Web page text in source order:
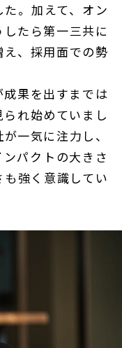
。加えて、オン
たら第一三共に
、採用面での勢
果を出すまでは
られ始めていまし
一気に注力し、
パクトの大きさ
強く意識してい